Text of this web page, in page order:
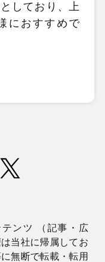
しており、上
におすすめで
ンツ （記事・広
当社に帰属してお
無断で転載・転用